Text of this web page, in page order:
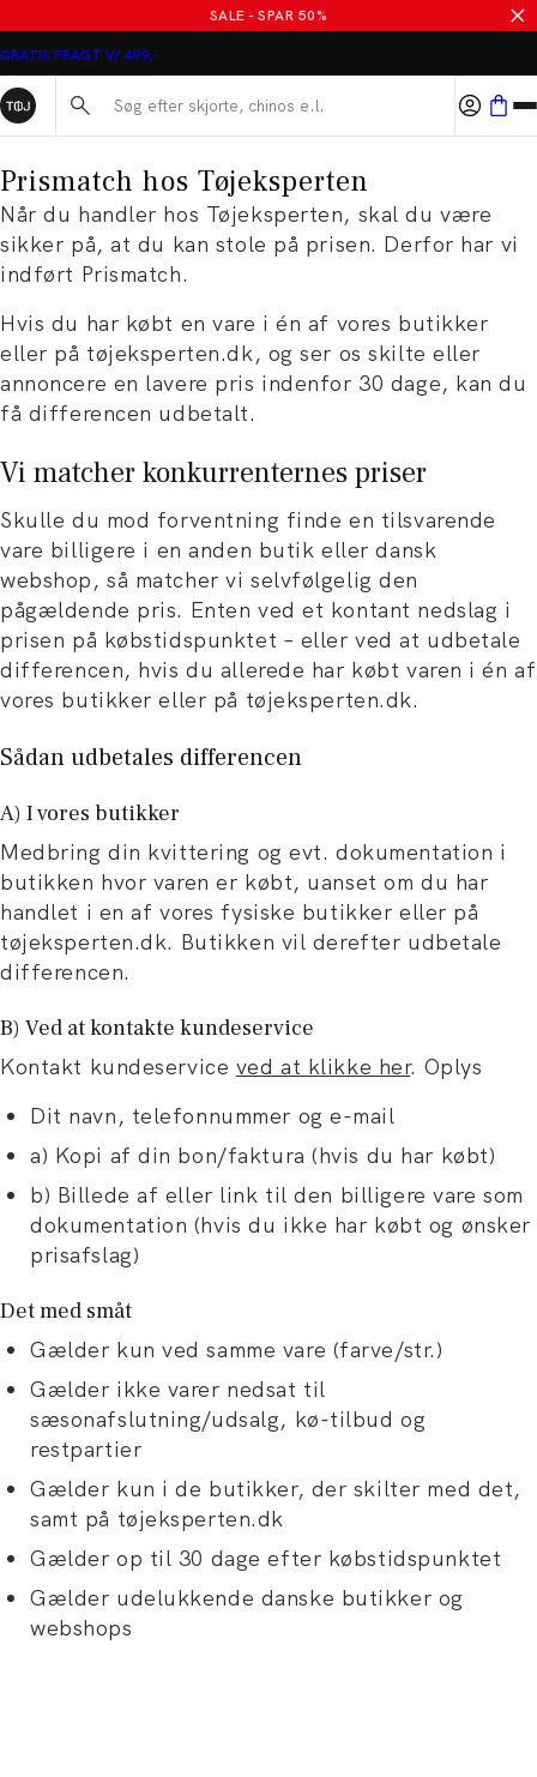
SALE - SPAR 50%
GRATIS FRAGT V/ 499,-
Søg her...
Prismatch hos Tøjeksperten
Når du handler hos Tøjeksperten, skal du være
sikker på, at du kan stole på prisen. Derfor har vi
indført Prismatch.
Hvis du har købt en vare i én af vores butikker
eller på tøjeksperten.dk, og ser os skilte eller
annoncere en lavere pris indenfor 30 dage, kan du
få differencen udbetalt.
Vi matcher konkurrenternes priser
Skulle du mod forventning finde en tilsvarende
vare billigere i en anden butik eller dansk
webshop, så matcher vi selvfølgelig den
pågældende pris. Enten ved et kontant nedslag i
prisen på købstidspunktet – eller ved at udbetale
differencen, hvis du allerede har købt varen i én af
vores butikker eller på tøjeksperten.dk.
Sådan udbetales differencen
A) I vores butikker
Medbring din kvittering og evt. dokumentation i
butikken hvor varen er købt, uanset om du har
handlet i en af vores fysiske butikker eller på
tøjeksperten.dk. Butikken vil derefter udbetale
differencen.
B) Ved at kontakte kundeservice
Kontakt kundeservice ved at klikke her. Oplys
Dit navn, telefonnummer og e-mail
a) Kopi af din bon/faktura (hvis du har købt)
b) Billede af eller link til den billigere vare som
dokumentation (hvis du ikke har købt og ønsker
prisafslag)
Det med småt
Gælder kun ved samme vare (farve/str.)
Gælder ikke varer nedsat til
sæsonafslutning/udsalg, kø-tilbud og
restpartier
Gælder kun i de butikker, der skilter med det,
samt på tøjeksperten.dk
Gælder op til 30 dage efter købstidspunktet
Gælder udelukkende danske butikker og
webshops